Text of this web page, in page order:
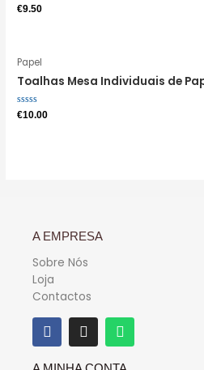
Avaliação
0
€9.50
Papel
Toalhas Mesa Individuais de
Avaliação
€10.00
A EMPRESA
Sobre Nós
Loja
Contactos